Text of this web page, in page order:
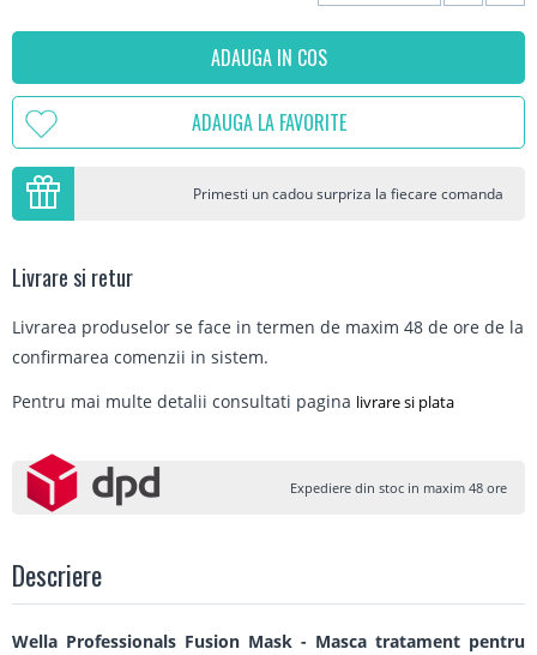
ADAUGA IN COS
ADAUGA LA FAVORITE
Primesti un cadou surpriza la fiecare comanda
Livrare si retur
Livrarea produselor se face in termen de maxim 48 de ore de la
confirmarea comenzii in sistem.
Pentru mai multe detalii consultati pagina livrare si plata
Expediere din stoc in maxim 48 ore
Descriere
Wella Professionals Fusion Mask - Masca tratament pentru